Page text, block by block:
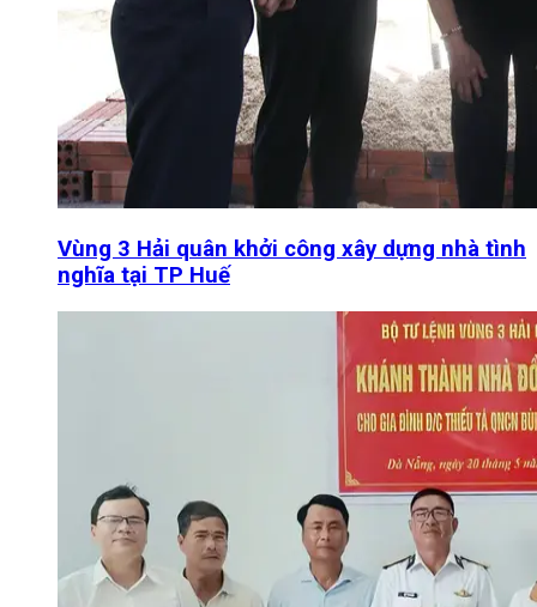
Vùng 3 Hải quân khởi công xây dựng nhà tình
nghĩa tại TP Huế